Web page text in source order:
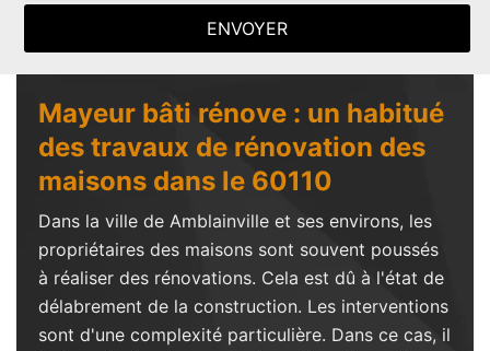
Mayeur bâti rénove : un habitué
des travaux de rénovation des
maisons dans le 60110
Dans la ville de Amblainville et ses environs, les
propriétaires des maisons sont souvent poussés
à réaliser des rénovations. Cela est dû à l'état de
délabrement de la construction. Les interventions
sont d'une complexité particulière. Dans ce cas, il